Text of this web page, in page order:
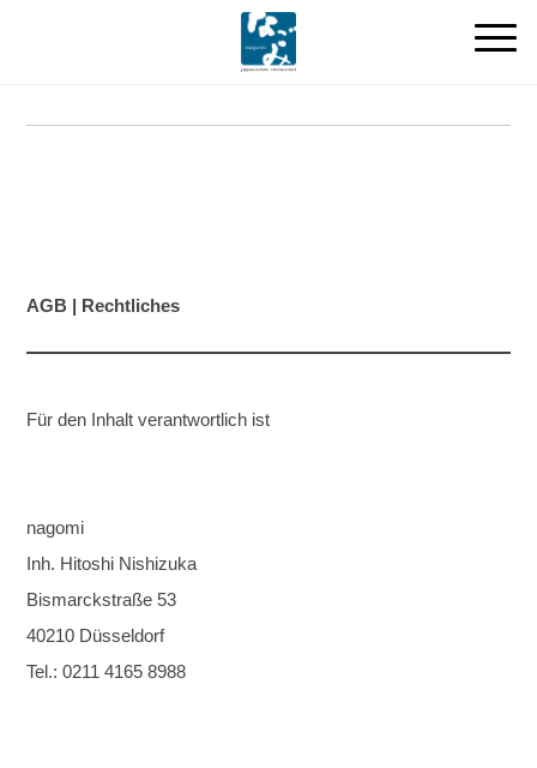
AGB | Rechtliches
Für den Inhalt verantwortlich ist
nagomi
Inh. Hitoshi Nishizuka
Bismarckstraße 53
40210 Düsseldorf
Tel.: 0211 4165 8988